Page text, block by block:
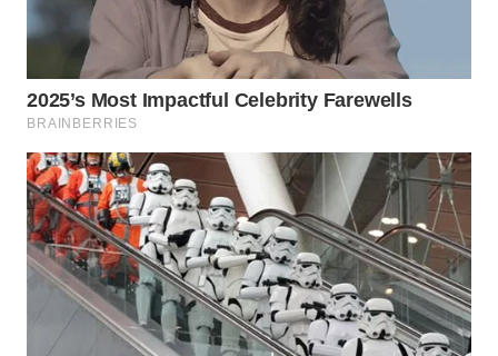
WN
SIMALUNGUN
WN
LABUHANBATU
WN
TAPANULI
TENGAH
WN DELI
SERDANG